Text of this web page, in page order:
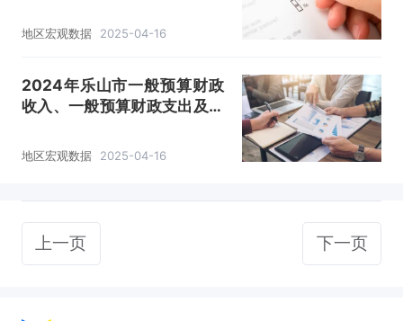
地区宏观数据 2025-04-16
2024年乐山市一般预算财政
收入、一般预算财政支出及收
地区宏观数据 2025-04-16
上一页 下一页